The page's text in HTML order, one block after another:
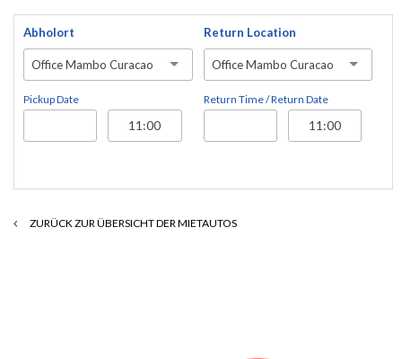
Abholort
Office Mambo Curacao
Pickup Date
Return Location
Office Mambo Curacao
Return Time / Return Date
ZURÜCK ZUR ÜBERSICHT DER MIETAUTOS